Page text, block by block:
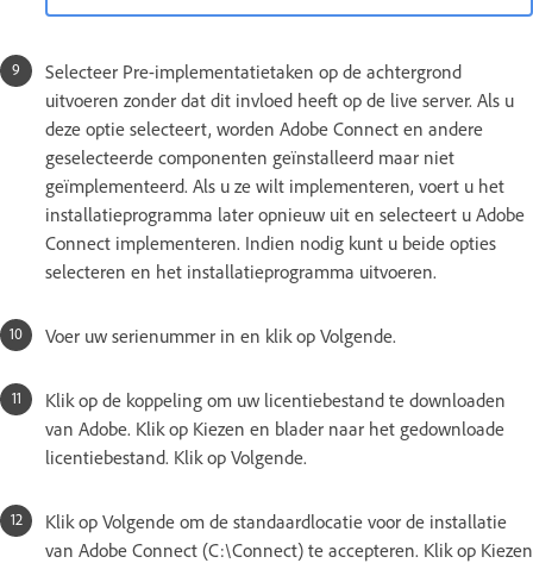
Selecteer Pre-implementatietaken op de achtergrond
uitvoeren zonder dat dit invloed heeft op de live server. Als u
deze optie selecteert, worden Adobe Connect en andere
geselecteerde componenten geïnstalleerd maar niet
geïmplementeerd. Als u ze wilt implementeren, voert u het
installatieprogramma later opnieuw uit en selecteert u Adobe
Connect implementeren. Indien nodig kunt u beide opties
selecteren en het installatieprogramma uitvoeren.
Voer uw serienummer in en klik op Volgende.
Klik op de koppeling om uw licentiebestand te downloaden
van Adobe. Klik op Kiezen en blader naar het gedownloade
licentiebestand. Klik op Volgende.
Klik op Volgende om de standaardlocatie voor de installatie
van Adobe Connect (C:\Connect) te accepteren. Klik op Kiezen